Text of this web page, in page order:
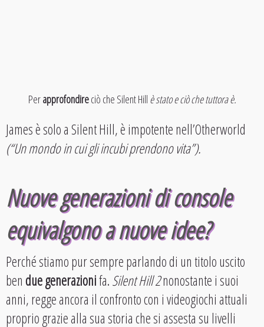
Perapprofondireciò che Silent Hill è stato e ciò che tuttora è.
James è solo a Silent Hill, è impotente nell’Otherworld
(“Un mondo in cui gli incubi prendono vita”).
Nuove generazioni di console
equivalgono a nuove idee?
Perché stiamo pur sempre parlando di un titolo uscito
bendue generazionifa.Silent Hill 2nonostante i suoi
anni, regge ancora il confronto con i videogiochi attuali
proprio grazie alla sua storia che si assesta su livelli